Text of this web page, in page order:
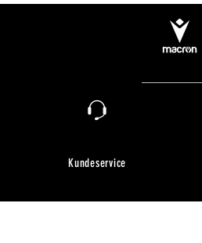
Kundeservice